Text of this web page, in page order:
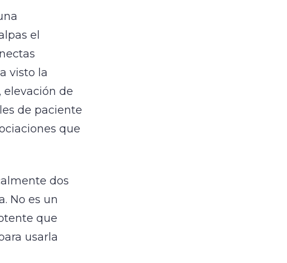
el
visto la
elevación de
de paciente
que
dos
No es un
que
usarla